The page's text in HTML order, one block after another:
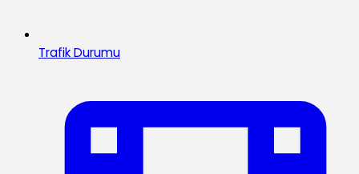
Trafik Durumu